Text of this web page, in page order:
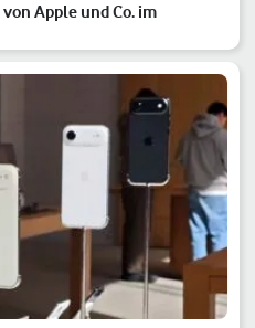
Apple und Co. im